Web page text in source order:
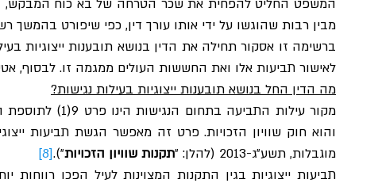
מבין רבות שהוגשו על ידי אותו עורך דין, כפי שיפורט בהמשך
לאישור תביעות אלו ואת החששות העולים ממגמה זו. לבסוף,
מה הדין החל בנושא תובענות ייצוגיות בעילות נגישות?
מקור עילות התביעה בתחום הנגישות הינו פרט 9(1) לתוספת השנייה לחוק תובענות ייצוגיות, תשס״ו-2006,
מוגבלות, תשע״ג-2013 (להלן: ״
תקנות שוויון הזכויות״).[8]